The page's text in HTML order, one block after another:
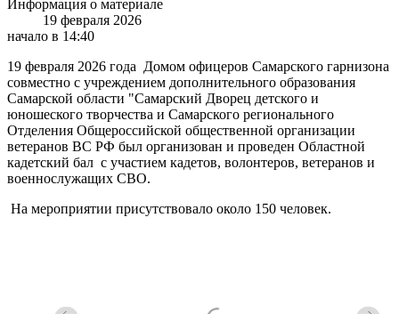
Информация о материале
19 февраля 2026
начало в 14:40
19 февраля 2026 года Домом офицеров Самарского гарнизона
совместно с учреждением дополнительного образования
Самарской области "Самарский Дворец детского и
юношеского творчества и Самарского регионального
Отделения Общероссийской общественной организации
ветеранов ВС РФ был организован и проведен Областной
кадетский бал с участием кадетов, волонтеров, ветеранов и
военнослужащих СВО.
На мероприятии присутствовало около 150 человек.